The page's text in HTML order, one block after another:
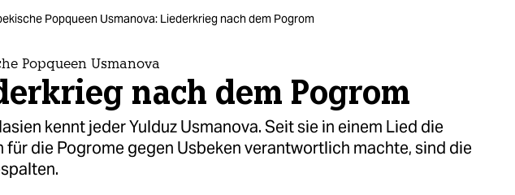
Popqueen Usmanova: Liederkrieg nach dem Pogrom
Popqueen Usmanova
nach dem Pogrom
kennt jeder Yulduz Usmanova. Seit sie in einem Lied die
für die Pogrome gegen Usbeken verantwortlich machte, sind die